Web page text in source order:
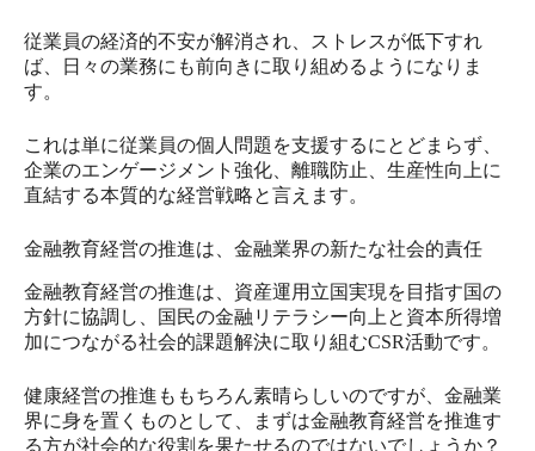
従業員の経済的不安が解消され、ストレスが低下すれ
ば、日々の業務にも前向きに取り組めるようになりま
す。
これは単に従業員の個人問題を支援するにとどまらず、
企業のエンゲージメント強化、離職防止、生産性向上に
直結する本質的な経営戦略と言えます。
金融教育経営の推進は、金融業界の新たな社会的責任
金融教育経営の推進は、資産運用立国実現を目指す国の
方針に協調し、国民の金融リテラシー向上と資本所得増
加につながる社会的課題解決に取り組むCSR活動です。
健康経営の推進ももちろん素晴らしいのですが、金融業
界に身を置くものとして、まずは金融教育経営を推進す
る方が社会的な役割を果たせるのではないでしょうか？